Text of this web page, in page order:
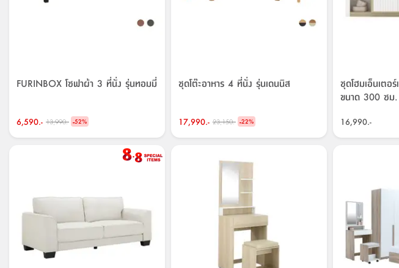
FURINBOX โซฟาผ้า 3 ที่นั่ง รุ่นทอมมี่
6,590.- 13,990.- -52%
ชุดโต๊ะอาหาร 4 ที่นั่ง รุ่นเดนนิส
17,990.- 23,150.- -22%
ชุดโฮมเอ็นเตอ
ขนาด 300 ซม.
16,990.-